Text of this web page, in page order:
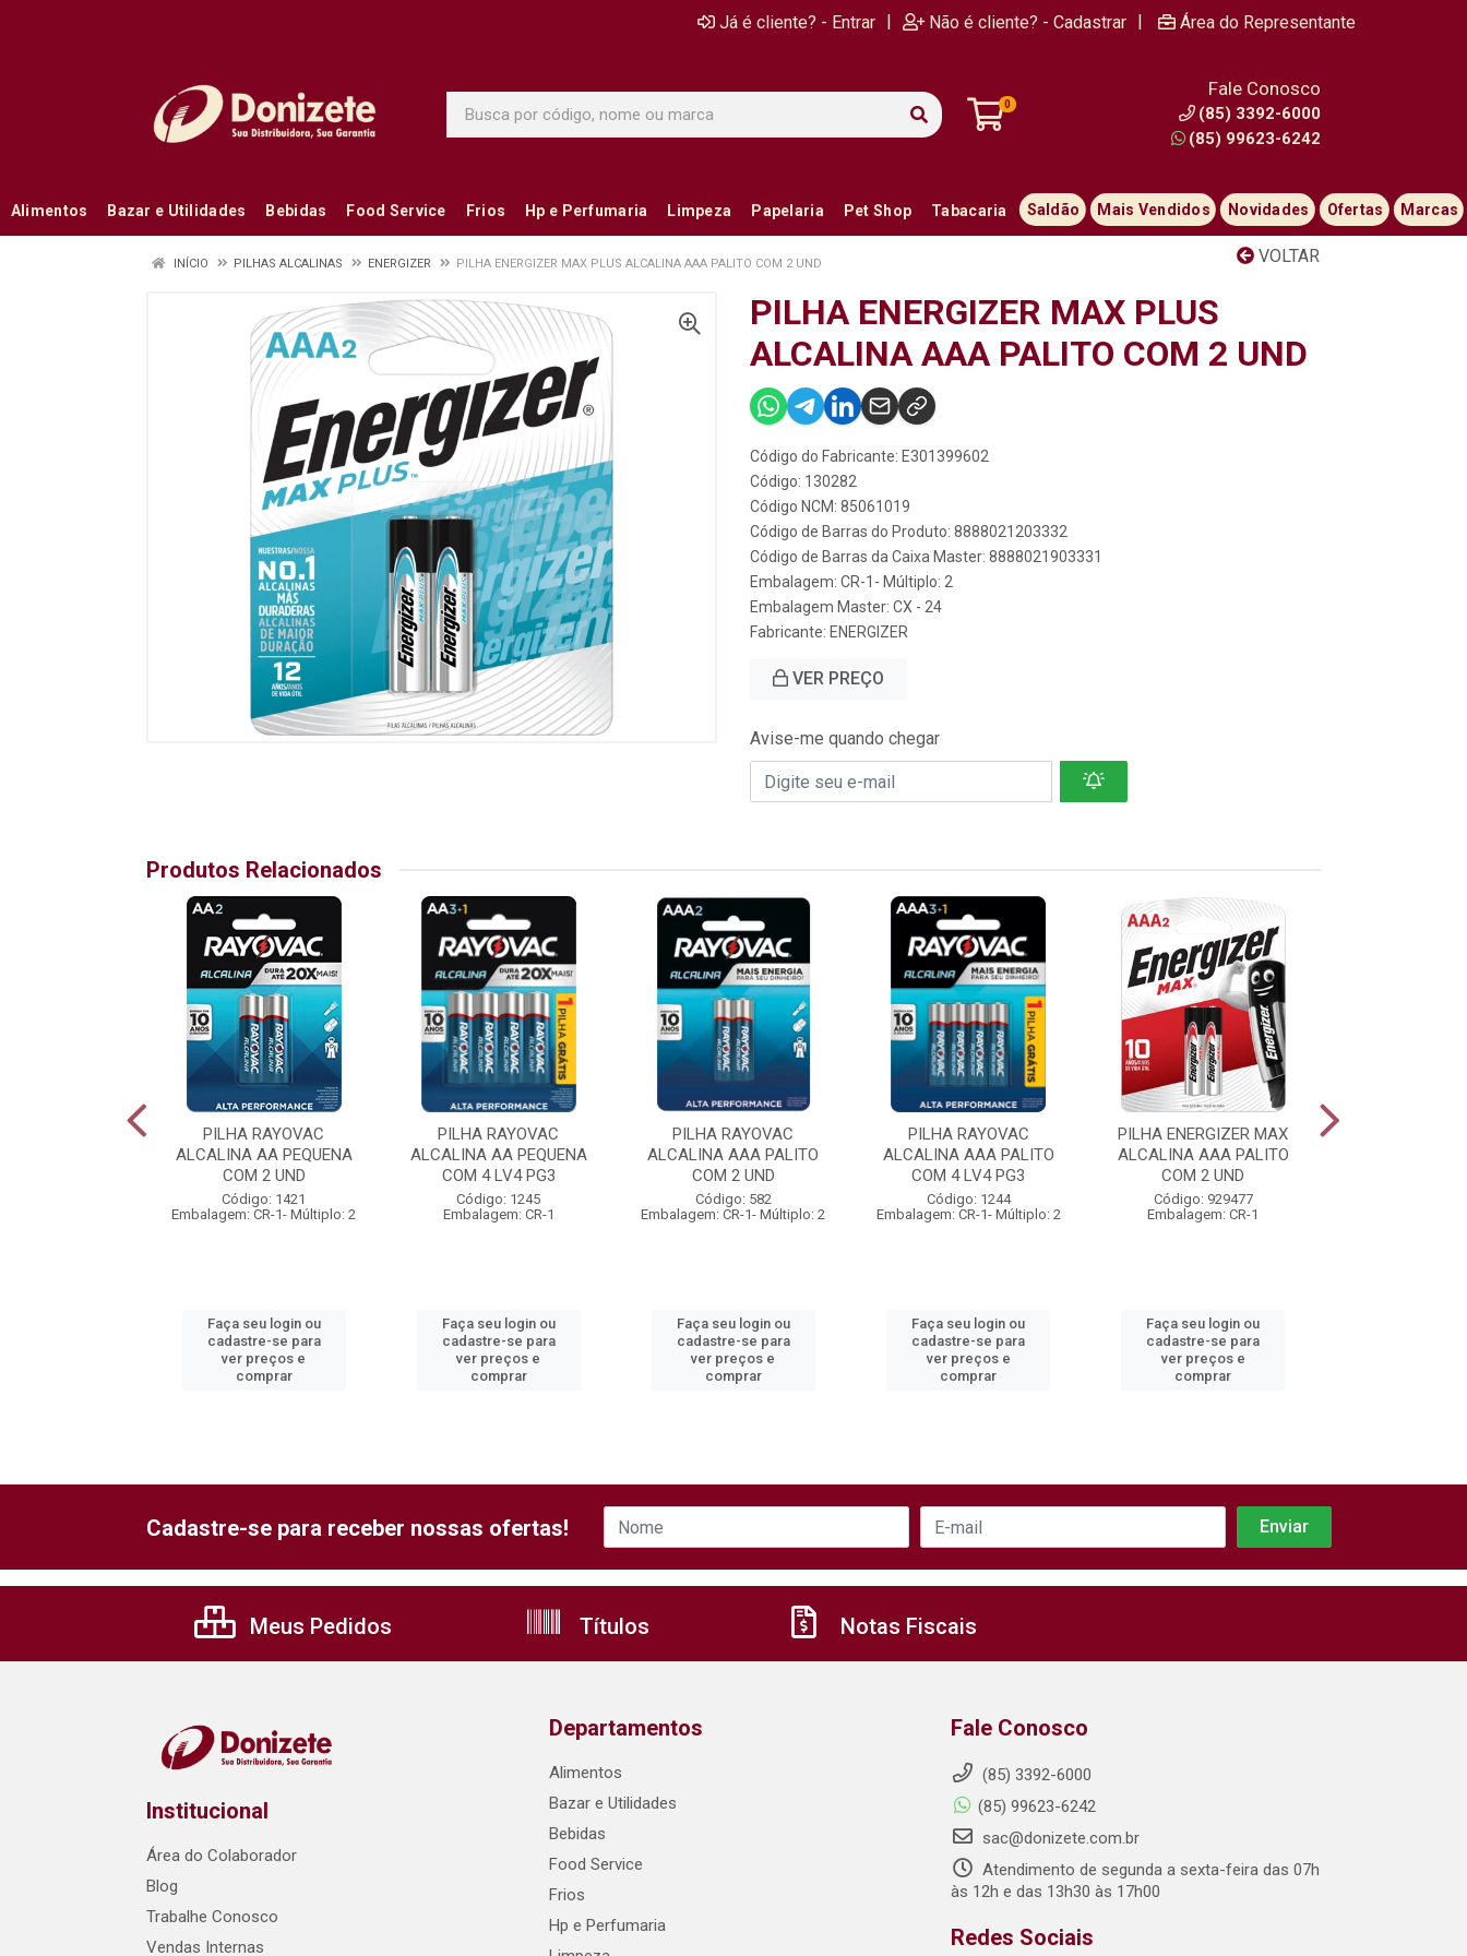
Já é cliente? - Entrar | Não é cliente? - Cadastrar | Área do Representante
0
Fale Conosco
(85) 3392-6000
(85) 99623-6242
Alimentos Bazar e Utilidades Bebidas Food Service Frios Hp e Perfumaria Limpeza Papelaria Pet Shop Tabacaria Saldão Mais Vendidos Novidades Ofertas Marcas
VOLTAR
INÍCIO PILHAS ALCALINAS ENERGIZER PILHA ENERGIZER MAX PLUS ALCALINA AAA PALITO COM 2 UND
PILHA ENERGIZER MAX PLUS
ALCALINA AAA PALITO COM 2 UND
Código do Fabricante: E301399602
Código: 130282
Código NCM: 85061019
Código de Barras do Produto: 8888021203332
Código de Barras da Caixa Master: 8888021903331
Embalagem: CR-1- Múltiplo: 2
Embalagem Master: CX - 24
Fabricante: ENERGIZER
VER PREÇO
Avise-me quando chegar
Produtos Relacionados
PILHA RAYOVAC
ALCALINA AA PEQUENA
COM 2 UND
Código: 1421
Embalagem: CR-1- Múltiplo: 2
Faça seu login ou
cadastre-se para
ver preços e
comprar
PILHA RAYOVAC
ALCALINA AA PEQUENA
COM 4 LV4 PG3
Código: 1245
Embalagem: CR-1
Faça seu login ou
cadastre-se para
ver preços e
comprar
PILHA RAYOVAC
ALCALINA AAA PALITO
COM 2 UND
Código: 582
Embalagem: CR-1- Múltiplo: 2
Faça seu login ou
cadastre-se para
ver preços e
comprar
PILHA RAYOVAC
ALCALINA AAA PALITO
COM 4 LV4 PG3
Código: 1244
Embalagem: CR-1- Múltiplo: 2
Faça seu login ou
cadastre-se para
ver preços e
comprar
PILHA ENERGIZER MAX
ALCALINA AAA PALITO
COM 2 UND
Código: 929477
Embalagem: CR-1
Faça seu login ou
cadastre-se para
ver preços e
comprar
Cadastre-se para receber nossas ofertas!
Meus Pedidos Títulos Notas Fiscais
Institucional
Área do Colaborador
Blog
Trabalhe Conosco
Vendas Internas
Departamentos
Alimentos
Bazar e Utilidades
Bebidas
Food Service
Frios
Hp e Perfumaria
Fale Conosco
(85) 3392-6000
(85) 99623-6242
sac@donizete.com.br
Atendimento de segunda a sexta-feira das 07h
às 12h e das 13h30 às 17h00
Redes Sociais